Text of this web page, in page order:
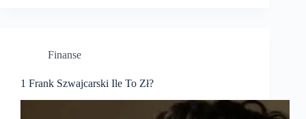
Finanse
1 Frank Szwajcarski Ile To Zł?